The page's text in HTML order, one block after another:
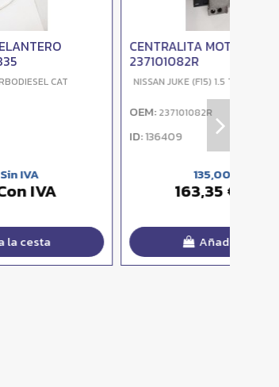
CENTRALITA MOTOR UCE
237101082R
NISSAN JUKE (F15) 1.5 TURBODIESEL CAT
163,35 € Con IVA
Añadir a la cesta